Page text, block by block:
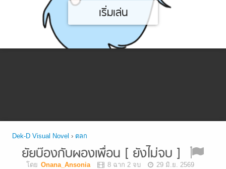
เริ่มเล่น
Dek-D Visual Novel › ตลก
ยัยบ๊องกับผองเพื่อน [ ยังไม่จบ ]
โดย Onana_Ansonia 8 ฉาก 2 จบ
29 มิ.ย. 2569